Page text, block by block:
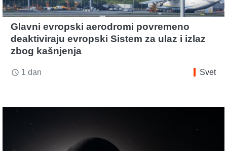
Glavni evropski aerodromi povremeno
deaktiviraju evropski Sistem za ulaz i izlaz
zbog kašnjenja
access_time 1 dan Svet